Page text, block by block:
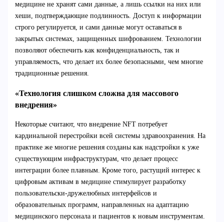
медицине не хранят сами данные, а лишь ссылки на них или
хеши, подтверждающие подлинность. Доступ к информации
строго регулируется, и сами данные могут оставаться в
закрытых системах, защищенных шифрованием. Технологии
позволяют обеспечить как конфиденциальность, так и
управляемость, что делает их более безопасными, чем многие
традиционные решения.
«Технология слишком сложна для массового
внедрения»
Некоторые считают, что внедрение NFT потребует
кардинальной перестройки всей системы здравоохранения. На
практике же многие решения созданы как надстройки к уже
существующим инфраструктурам, что делает процесс
интеграции более плавным. Кроме того, растущий интерес к
цифровым активам в медицине стимулирует разработку
пользовательски-дружелюбных интерфейсов и
образовательных программ, направленных на адаптацию
медицинского персонала и пациентов к новым инструментам.